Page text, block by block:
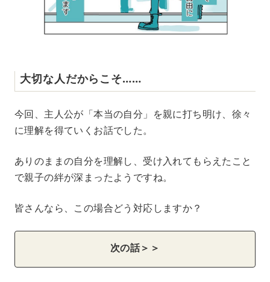
大切な人だからこそ……
今回、主人公が「本当の自分」を親に打ち明け、徐々
に理解を得ていくお話でした。
ありのままの自分を理解し、受け入れてもらえたこと
で親子の絆が深まったようですね。
皆さんなら、この場合どう対応しますか？
次の話＞＞